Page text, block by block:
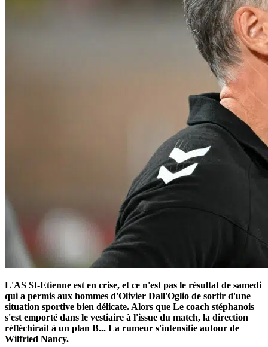
L'AS St-Etienne est en crise, et ce n'est pas le résultat de samedi
qui a permis aux hommes d'Olivier Dall'Oglio de sortir d'une
situation sportive bien délicate. Alors que Le coach stéphanois
s'est emporté dans le vestiaire à l'issue du match, la direction
réfléchirait à un plan B... La rumeur s'intensifie autour de
Wilfried Nancy.